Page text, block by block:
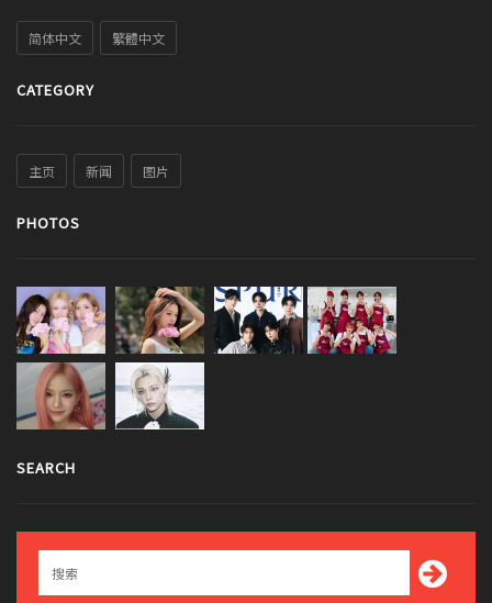
简体中文 繁體中文
CATEGORY
主页 新闻 图片
PHOTOS
SEARCH